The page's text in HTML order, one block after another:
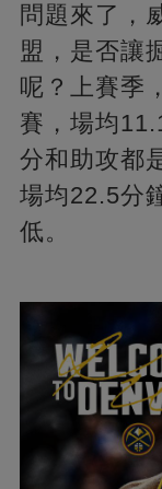
問題來了，
盟，是否讓
呢？上賽季
賽，場均
分和助攻都
場均22.5分
低。